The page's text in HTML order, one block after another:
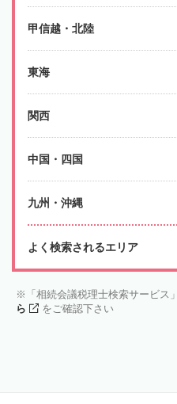
甲信越・北陸
東海
関西
中国・四国
九州・沖縄
よく検索されるエリア
「相続会議税理士検索サービ
ら
をご確認下さい